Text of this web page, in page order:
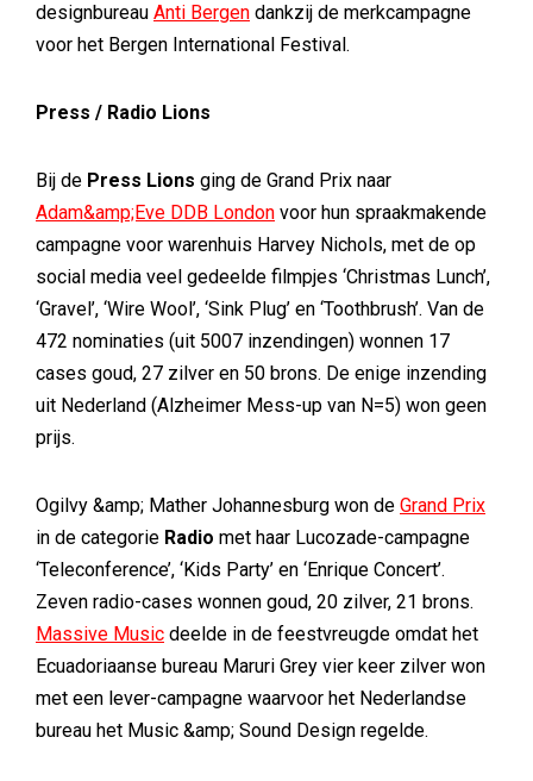
designbureau Anti Bergen dankzij de merkcampagne
voor het Bergen International Festival.
Press / Radio Lions
Bij de Press Lions ging de Grand Prix naar
Adam&amp;Eve DDB London voor hun spraakmakende
campagne voor warenhuis Harvey Nichols, met de op
social media veel gedeelde filmpjes ‘Christmas Lunch’,
‘Gravel’, ‘Wire Wool’, ‘Sink Plug’ en ‘Toothbrush’. Van de
472 nominaties (uit 5007 inzendingen) wonnen 17
cases goud, 27 zilver en 50 brons. De enige inzending
uit Nederland (Alzheimer Mess-up van N=5) won geen
prijs.
Ogilvy &amp; Mather Johannesburg won de Grand Prix
in de categorie Radio met haar Lucozade-campagne
‘Teleconference’, ‘Kids Party’ en ‘Enrique Concert’.
Zeven radio-cases wonnen goud, 20 zilver, 21 brons.
Massive Music deelde in de feestvreugde omdat het
Ecuadoriaanse bureau Maruri Grey vier keer zilver won
met een lever-campagne waarvoor het Nederlandse
bureau het Music &amp; Sound Design regelde.